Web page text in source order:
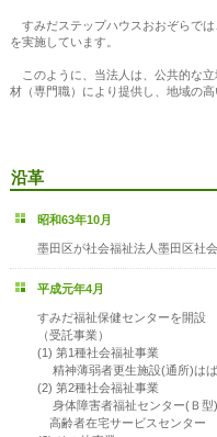
すみだステップハウスおおぞらで
を実施しています。
このように、当法人は、公共的な立
材（専門職）により提供し、地域の
沿革
昭和63年10月
墨田区が社会福祉法人墨田区社
平成元年4月
すみだ福祉保健センターを開設
（受託事業）
(1) 第1種社会福祉事業
精神薄弱者更生施設(通所)は
(2) 第2種社会福祉事業
身体障害者福祉センター(Ｂ型)
高齢者在宅サービスセンター